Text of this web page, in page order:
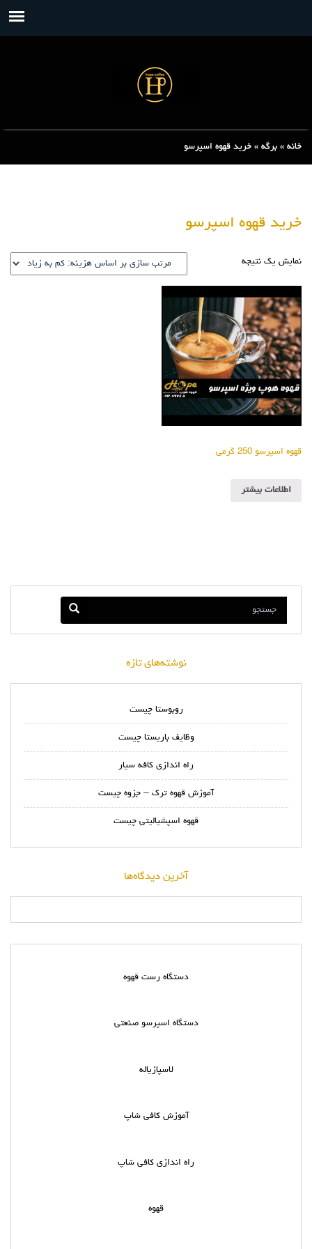
خانه » برگه » خرید قهوه اسپرسو
خرید قهوه اسپرسو
نمایش یک نتیجه
قهوه اسپرسو 250 گرمی
اطلاعات بیشتر
نوشته‌های تازه
روبوستا چیست
وظایف باریستا چیست
راه اندازی کافه سیار
آموزش قهوه ترک – جزوه چیست
قهوه اسپشیالیتی چیست
آخرین دیدگاه‌ها
دستگاه رست قهوه
دستگاه اسپرسو صنعتی
لاسپازیاله
آموزش کافی شاپ
راه اندازی کافی شاپ
قهوه